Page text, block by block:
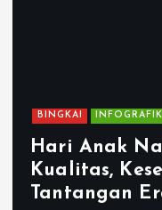
BINGKAI INFOGRAFIK
Hari Anak
Kualitas,
Tantangan